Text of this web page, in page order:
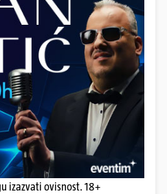
izazvati ovisnost. 18+